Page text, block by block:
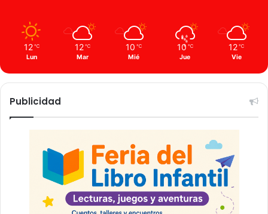
12 ℃
Lun
12 ℃
Mar
10 ℃
Mié
10 ℃
Jue
12 ℃
Vie
Publicidad